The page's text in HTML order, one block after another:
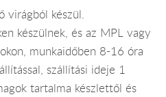
virágból készül.
készülnek, és az MPL vagy
munkaidőben 8-16 óra
szállítási ideje 1
tartalma készlettől és